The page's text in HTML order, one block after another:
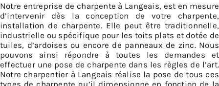
Notre entreprise de charpente à Langeais, est en mesure
d’intervenir dès la conception de votre charpente,
installation de charpente. Elle peut être traditionnelle,
industrielle ou spécifique pour les toits plats et dotée de
tuiles, d’ardoises ou encore de panneaux de zinc. Nous
pouvons ainsi répondre à toutes les demandes et
effectuer une pose de charpente dans les règles de l’art.
Notre charpentier à Langeais réalise la pose de tous ces
types de charpente qu’il dimensionne en fonction de la